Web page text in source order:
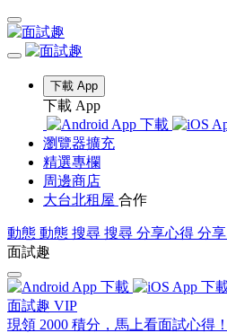
下載 App
下載 App
瀏覽器擴充
精選專欄
周邊商店
大台北租屋 合作
動態 動態 搜尋 搜尋 分享心得 分享
面試趣
面試趣 VIP
現領 2000 積分，馬上看面試心得！